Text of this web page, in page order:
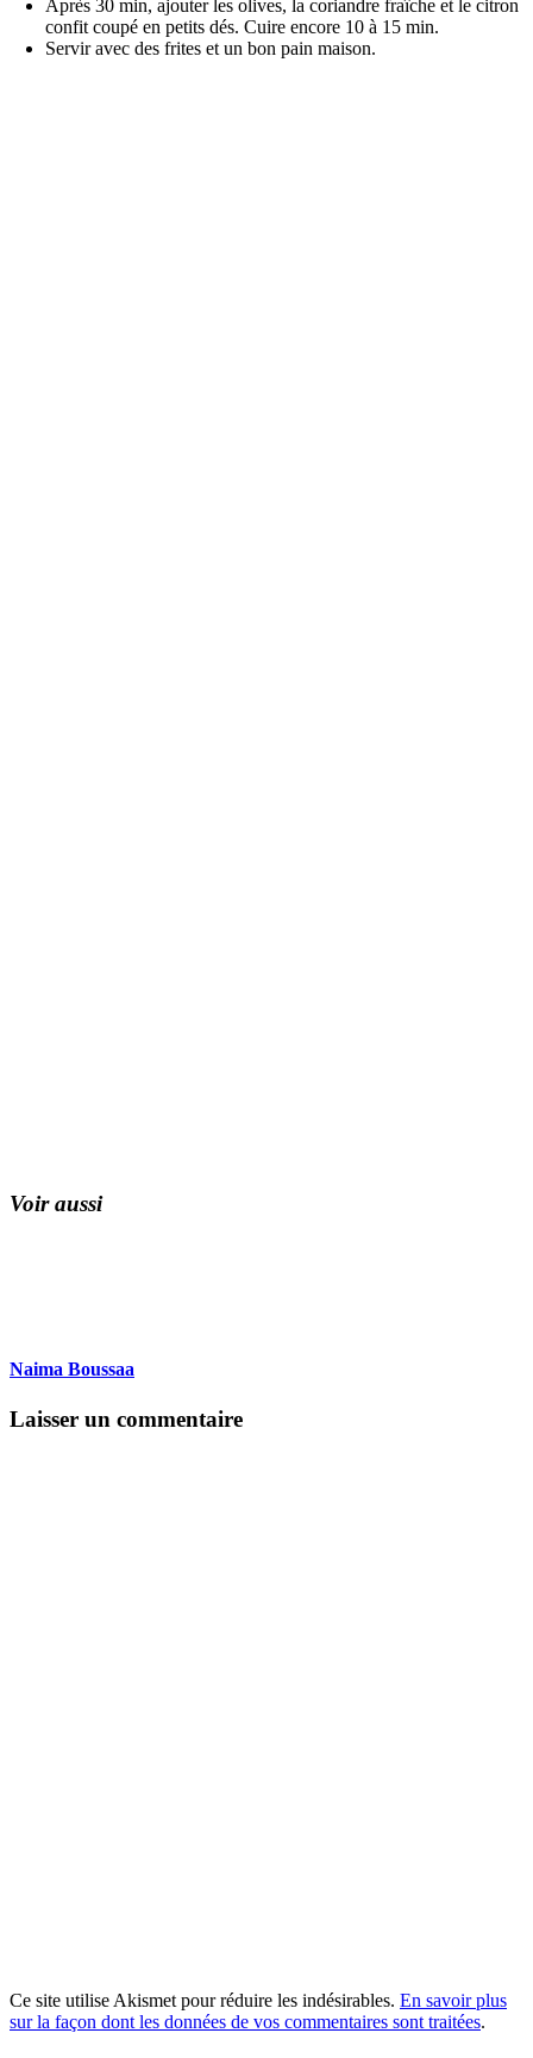
Après 30 min, ajouter les olives, la coriandre fraîche et le citron
confit coupé en petits dés. Cuire encore 10 à 15 min.
Servir avec des frites et un bon pain maison.
Voir aussi
Naima Boussaa
Laisser un commentaire
Ce site utilise Akismet pour réduire les indésirables. En savoir plus
sur la façon dont les données de vos commentaires sont traitées.